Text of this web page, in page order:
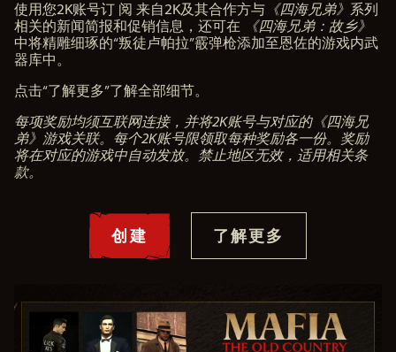
使用您2K账号订 阅 来自2K及其合作方与 《四海兄弟》 系列
相关的新闻简报和促销信息，还可在
《四海兄弟：故乡》
中将精雕细琢的“叛徒卢帕拉”霰弹枪添加至恩佐的游戏内武
器库中。
点击“了解更多”了解全部细节。
每项奖励均须互联网连接，并将2K账号与对应的《四海兄
弟》游戏关联。每个2K账号限领取每种奖励各一份。奖励
将在对应的游戏中自动发放。禁止地区无效，适用相关条
款。
创建 了解更多